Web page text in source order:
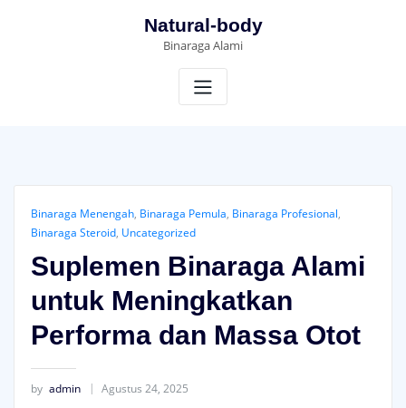
Natural-body
Binaraga Alami
Binaraga Menengah, Binaraga Pemula, Binaraga Profesional,
Binaraga Steroid, Uncategorized
Suplemen Binaraga Alami
untuk Meningkatkan
Performa dan Massa Otot
by admin Agustus 24, 2025